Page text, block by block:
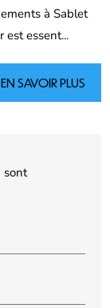
à Sablet
est essent...
EN SAVOIR PLUS
sont